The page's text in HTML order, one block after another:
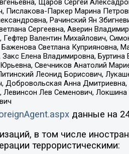
Щаров Сергей
Пислакова-Паркер Марина
Рачинский Ян
Сергеевна, Аверин
Валентин Михайлович,
Светлана Куприяновна,
Елена Владимировна,
Свечников Анатолий
Леонид Борисович,
Добровольская Анна
Левинсон Лев Семенович,
данные на
в том числе
террористическими: